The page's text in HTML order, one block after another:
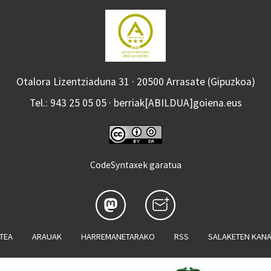
Otalora Lizentziaduna 31 · 20500 Arrasate (Gipuzkoa)
Tel.: 943 25 05 05 · berriak[ABILDUA]goiena.eus
CodeSyntaxek garatua
ARAUAK HARREMANETARAKO RSS SALAKETEN